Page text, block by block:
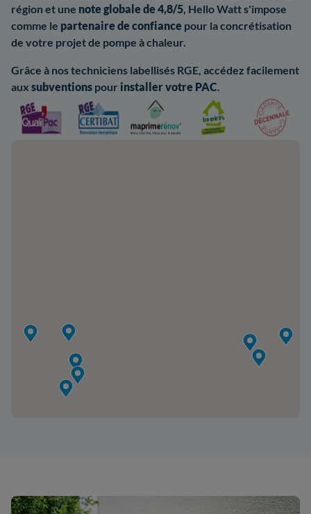
région et une note globale de 4,8/5, Hello Watt s'impose
comme le partenaire de confiance pour la concrétisation
de votre projet de pompe à chaleur.
Grâce à nos techniciens labellisés RGE, accédez facilement
aux subventions pour installer votre PAC.